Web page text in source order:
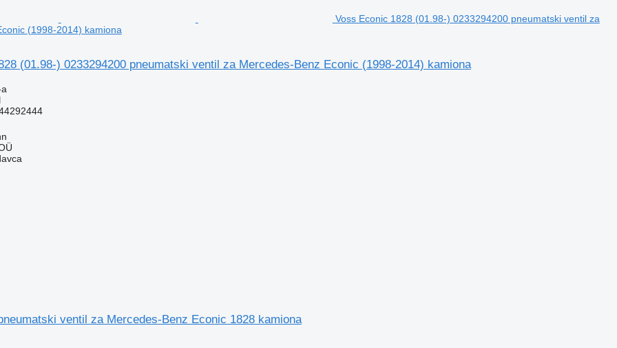
Voss Econic 1828 (01.98-) 0233294200 pneumatski ventil za
(1998-2014) kamiona
(01.98-) 0233294200 pneumatski ventil za Mercedes-Benz Econic (1998-2014) kamiona
ventil za Mercedes-Benz Econic 1828 kamiona